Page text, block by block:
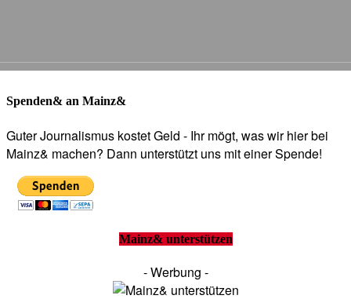
Spenden& an Mainz&
Guter Journalismus kostet Geld - Ihr mögt, was wir hier bei
Mainz& machen? Dann unterstützt uns mit einer Spende!
Mainz& unterstützen
- Werbung -